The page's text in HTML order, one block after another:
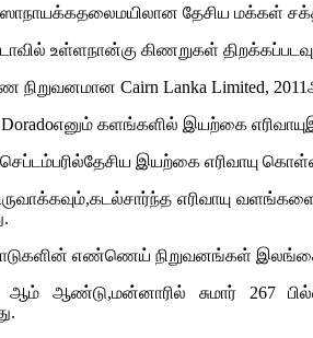
தேசிய மக்கள்
உள்ளநான்கு கிணறுகள்
நிறுவனமான Cairn Lanka Limited,
களங்களில் இயற்கை
இயற்கை எரிவாயு
எரிவாயு
எண்ணெய் நிறுவனங்கள்
ஆண்டு,மன்னாரில் சுமார் 267